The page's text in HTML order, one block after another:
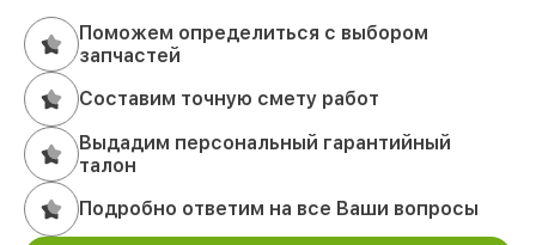
Поможем определиться с выбором
запчастей
Составим точную смету работ
Выдадим персональный гарантийный
талон
Подробно ответим на все Ваши вопросы